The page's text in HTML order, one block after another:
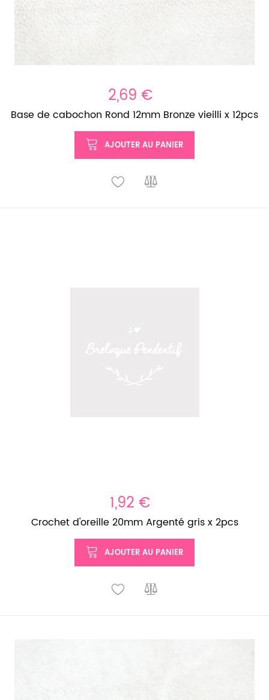
2,69 €
Base de cabochon Rond 12mm Bronze vieilli x 12pcs
AJOUTER AU PANIER
1,92 €
Crochet d'oreille 20mm Argenté gris x 2pcs
AJOUTER AU PANIER